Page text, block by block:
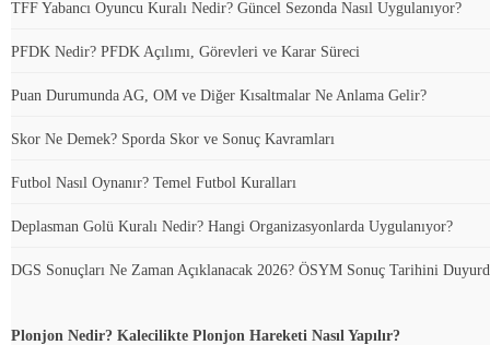
TFF Yabancı Oyuncu Kuralı Nedir? Güncel Sezonda Nasıl Uygulanıyor?
PFDK Nedir? PFDK Açılımı, Görevleri ve Karar Süreci
Puan Durumunda AG, OM ve Diğer Kısaltmalar Ne Anlama Gelir?
Skor Ne Demek? Sporda Skor ve Sonuç Kavramları
Futbol Nasıl Oynanır? Temel Futbol Kuralları
Deplasman Golü Kuralı Nedir? Hangi Organizasyonlarda Uygulanıyor?
DGS Sonuçları Ne Zaman Açıklanacak 2026? ÖSYM Sonuç Tarihini
Plonjon Nedir? Kalecilikte Plonjon Hareketi Nasıl Yapılır?